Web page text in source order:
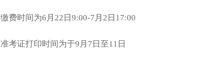
缴费时间为6月22日9:00-7月2日17:00
准考证打印时间为于9月7日至11日